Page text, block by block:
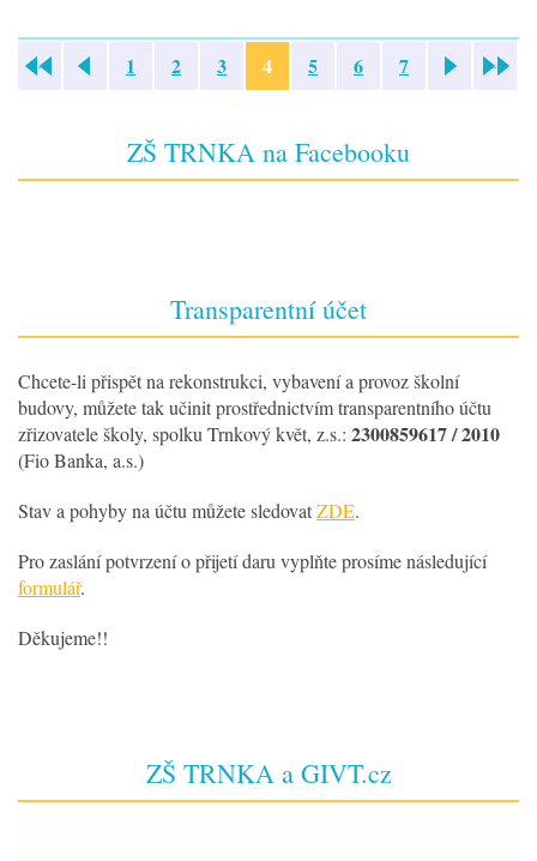
1 2 3 4 5 6 7
ZŠ TRNKA na Facebooku
Transparentní účet
Chcete-li přispět na rekonstrukci, vybavení a provoz školní
budovy, můžete tak učinit prostřednictvím transparentního účtu
zřizovatele školy, spolku Trnkový květ, z.s.: 2300859617 / 2010
(Fio Banka, a.s.)
Stav a pohyby na účtu můžete sledovatZDE.
Pro zaslání potvrzení o přijetí daru vyplňte prosíme následující
formulář.
Děkujeme!!
ZŠ TRNKA a GIVT.cz